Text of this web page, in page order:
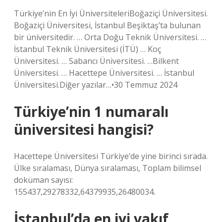
Türkiye’nin En İyi ÜniversiteleriBoğaziçi Üniversitesi.
Boğaziçi Üniversitesi, İstanbul Beşiktaş’ta bulunan
bir üniversitedir. … Orta Doğu Teknik Üniversitesi. …
İstanbul Teknik Üniversitesi (İTÜ) … Koç
Üniversitesi. … Sabancı Üniversitesi. …Bilkent
Üniversitesi. … Hacettepe Üniversitesi. … İstanbul
Üniversitesi.Diğer yazılar…•30 Temmuz 2024
Türkiye’nin 1 numaralı
üniversitesi hangisi?
Hacettepe Üniversitesi Türkiye’de yine birinci sırada.
Ülke sıralaması, Dünya sıralaması, Toplam bilimsel
doküman sayısı:
155437,29278332,64379935,26480034.